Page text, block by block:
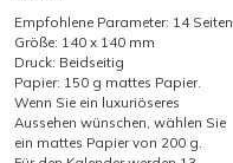
Empfohlene Parameter: 14 Seiten
Größe: 140 x 140 mm
Druck: Beidseitig
Papier: 150 g mattes Papier.
Wenn Sie ein luxuriöseres
Aussehen wünschen, wählen Sie
ein mattes Papier von 200 g.